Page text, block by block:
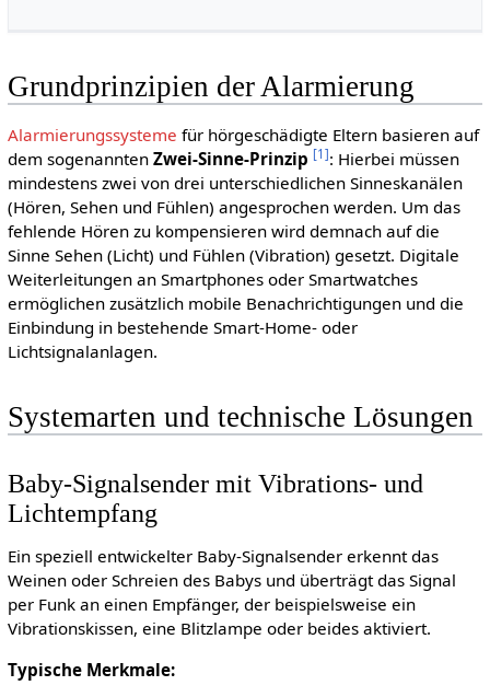
Grundprinzipien der Alarmierung
Alarmierungssysteme für hörgeschädigte Eltern basieren auf
dem sogenannten Zwei-Sinne-Prinzip [1 ]: Hierbei müssen
mindestens zwei von drei unterschiedlichen Sinneskanälen
(Hören, Sehen und Fühlen) angesprochen werden. Um das
fehlende Hören zu kompensieren wird demnach auf die
Sinne Sehen (Licht) und Fühlen (Vibration) gesetzt. Digitale
Weiterleitungen an Smartphones oder Smartwatches
ermöglichen zusätzlich mobile Benachrichtigungen und die
Einbindung in bestehende Smart-Home- oder
Lichtsignalanlagen.
Systemarten und technische Lösungen
Baby-Signalsender mit Vibrations- und
Lichtempfang
Ein speziell entwickelter Baby-Signalsender erkennt das
Weinen oder Schreien des Babys und überträgt das Signal
per Funk an einen Empfänger, der beispielsweise ein
Vibrationskissen, eine Blitzlampe oder beides aktiviert.
Typische Merkmale: